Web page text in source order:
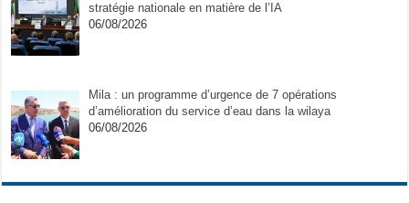
stratégie nationale en matière de l’IA
06/08/2026
Mila : un programme d’urgence de 7 opérations
d’amélioration du service d’eau dans la wilaya
06/08/2026